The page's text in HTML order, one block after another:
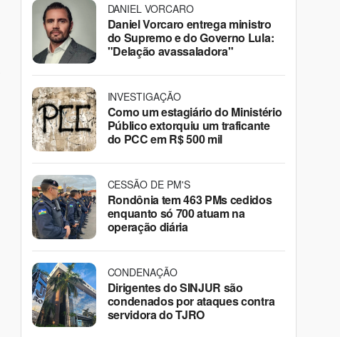
DANIEL VORCARO
Daniel Vorcaro entrega ministro
do Supremo e do Governo Lula:
"Delação avassaladora"
INVESTIGAÇÃO
Como um estagiário do Ministério
Público extorquiu um traficante
do PCC em R$ 500 mil
CESSÃO DE PM'S
Rondônia tem 463 PMs cedidos
enquanto só 700 atuam na
operação diária
CONDENAÇÃO
Dirigentes do SINJUR são
condenados por ataques contra
servidora do TJRO